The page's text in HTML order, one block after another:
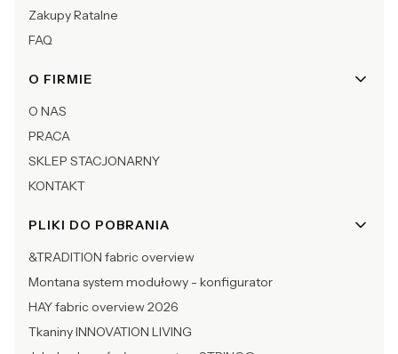
Zakupy Ratalne
FAQ
O FIRMIE
O NAS
PRACA
SKLEP STACJONARNY
KONTAKT
PLIKI DO POBRANIA
&TRADITION fabric overview
Montana system modułowy - konfigurator
HAY fabric overview 2026
Tkaniny INNOVATION LIVING